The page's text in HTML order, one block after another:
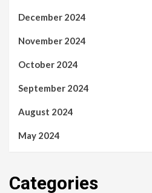
December 2024
November 2024
October 2024
September 2024
August 2024
May 2024
Categories